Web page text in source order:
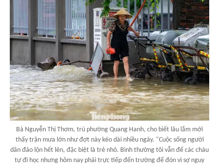
Bà Nguyễn Thị Thơm, trú phường Quang Hanh, cho biết lâu lắm mới
thấy trận mưa lớn như đợt này kéo dài nhiều ngày. "Cuộc sống người
dân đảo lộn hết lên, đặc biệt là trẻ nhỏ. Bình thường tôi vẫn để các cháu
tự đi học nhưng hôm nay phải trực tiếp đến trường để đón vì sợ nguy